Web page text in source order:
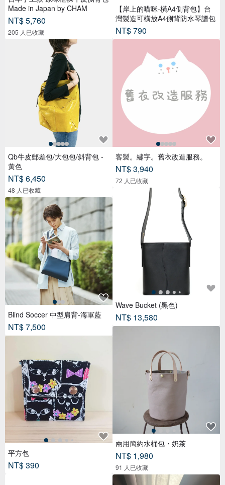
Made in Japan by CHAM
NT$ 5,760
205 人已收藏
Qb牛皮郵差包/大包包/斜背包 -
黃色
NT$ 6,450
48 人已收藏
Blind Soccer 中型肩背-海軍藍
NT$ 7,500
平方包
NT$ 390
【岸上的喵咪-橫A4側背包】台
灣製造可橫放A4側背防水琴譜包
NT$ 790
客製。繡字。舊衣改造服務。
NT$ 3,940
72 人已收藏
Wave Bucket (黑色)
NT$ 13,580
兩用簡約水桶包・奶茶
NT$ 1,980
91 人已收藏